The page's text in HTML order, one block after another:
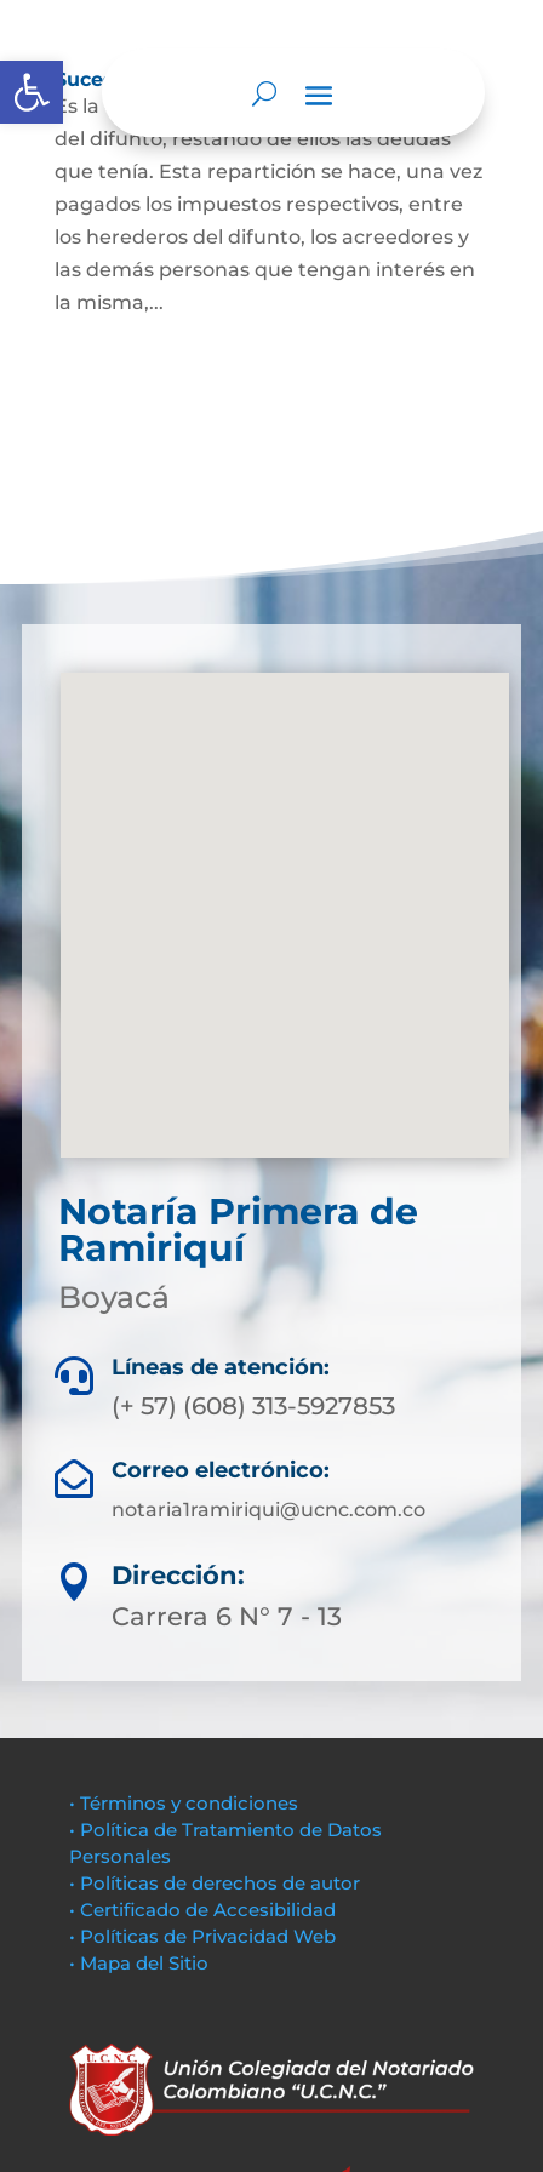
Abrir barra de herramientas
Sucesión de bienes por causa de muerte
Es la que se hace para repartir los bienes
del difunto, restando de ellos las deudas
que tenía. Esta repartición se hace, una vez
pagados los impuestos respectivos, entre
los herederos del difunto, los acreedores y
las demás personas que tengan interés en
la misma,...
Notaría Primera de
Ramiriquí
Boyacá
 Líneas de atención:
(+ 57) (608) 313-5927853
 Correo electrónico:
notaria1ramiriqui@ucnc.com.co

Dirección:
Carrera 6 N° 7 - 13
• Términos y condiciones
• Política de Tratamiento de Datos
Personales
• Políticas de derechos de autor
• Certificado de Accesibilidad
• Políticas de Privacidad Web
• Mapa del Sitio